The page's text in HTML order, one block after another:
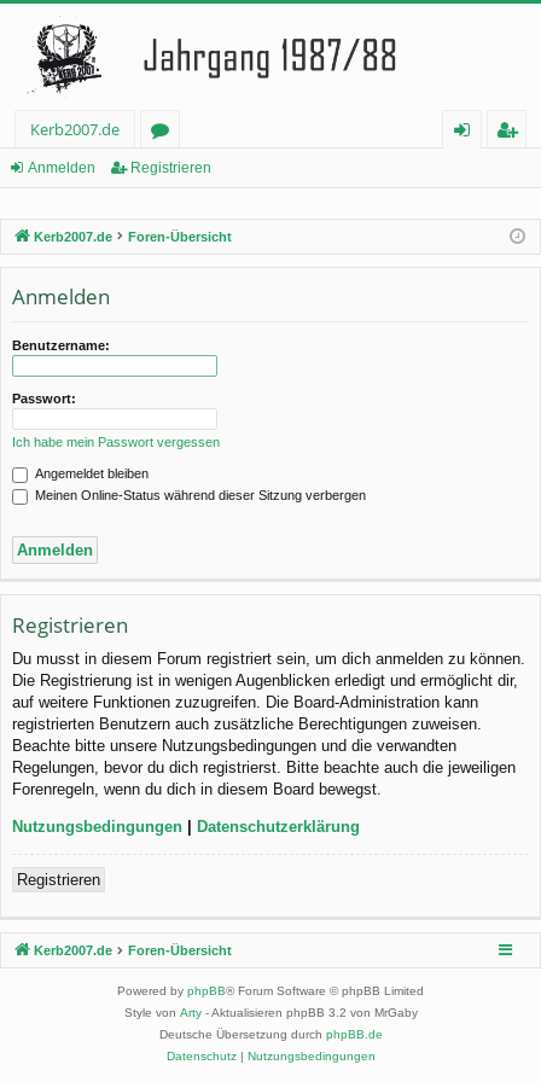
Kerb2007.de
or
rie
Anmelden Registrieren
Kerb2007.de Foren-Übersicht
Anmelden
Benutzername:
Passwort:
Ich habe mein Passwort vergessen
Angemeldet bleiben
Meinen Online-Status während dieser Sitzung verbergen
Registrieren
Du musst in diesem Forum registriert sein, um dich anmelden zu können.
Die Registrierung ist in wenigen Augenblicken erledigt und ermöglicht dir,
auf weitere Funktionen zuzugreifen. Die Board-Administration kann
registrierten Benutzern auch zusätzliche Berechtigungen zuweisen.
Beachte bitte unsere Nutzungsbedingungen und die verwandten
Regelungen, bevor du dich registrierst. Bitte beachte auch die jeweiligen
Forenregeln, wenn du dich in diesem Board bewegst.
Nutzungsbedingungen Datenschutzerklärung
Registrieren
Kerb2007.de Foren-Übersicht
Powered by phpBB® Forum Software © phpBB Limited
Style von Arty- Aktualisieren phpBB 3.2 von MrGaby
Deutsche Übersetzung durch phpBB.de
Datenschutz| Nutzungsbedingungen